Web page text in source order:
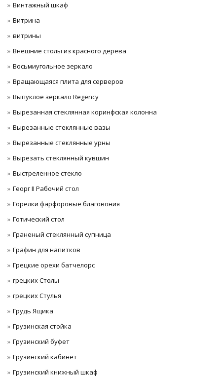
Винтажный шкаф
Витрина
витрины
Внешние столы из красного дерева
Восьмиугольное зеркало
Вращающаяся плита для серверов
Выпуклое зеркало Regency
Вырезанная стеклянная коринфская колонна
Вырезанные стеклянные вазы
Вырезанные стеклянные урны
Вырезать стеклянный кувшин
Выстреленное стекло
Георг II Рабочий стол
Горелки фарфоровые благовония
Готический стол
Граненый стеклянный супница
Графин для напитков
Грецкие орехи батчелорс
грецких Столы
грецких Стулья
Грудь Ящика
Грузинская стойка
Грузинский буфет
Грузинский кабинет
Грузинский книжный шкаф